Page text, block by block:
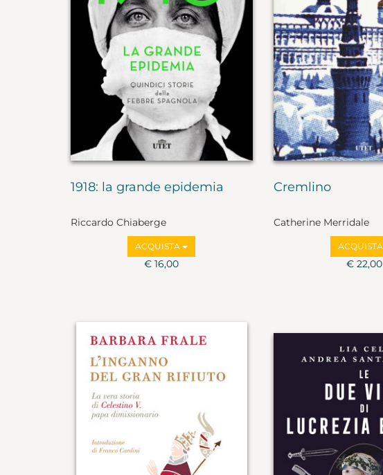
1918: la grande epidemia
Riccardo Chiaberge
ACQUISTA
€ 16,00
Cremlino
Catherine Merridale
ACQUISTA
€ 22,00